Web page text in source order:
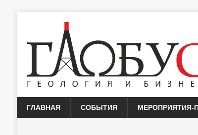
ГЛАВНАЯ СОБЫТИЯ МЕРОПРИЯТИЯ-